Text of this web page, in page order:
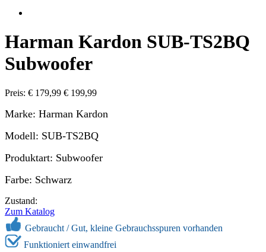
Harman Kardon SUB-TS2BQ
Subwoofer
Preis: € 179,99 € 199,99
Marke: Harman Kardon
Modell: SUB-TS2BQ
Produktart: Subwoofer
Farbe: Schwarz
Zustand:
Zum Katalog
Gebraucht /Gut, kleine Gebrauchsspuren vorhanden
Funktioniert einwandfrei